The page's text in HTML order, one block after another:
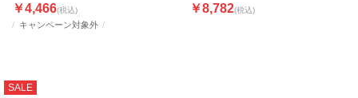
キャンペーン対象外
￥4,466(税込) ￥8,782(税込)
SALE